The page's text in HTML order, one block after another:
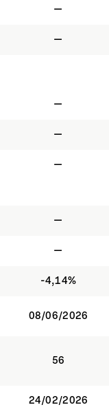
—
—
—
—
—
—
—
-4,14%
08/06/2026
56
24/02/2026